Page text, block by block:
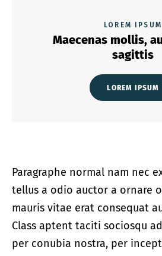
LOREM IPSUM
Maecenas mollis,
sagittis
LOREM IPSUM
Paragraphe normal nam nec
tellus a odio auctor a ornare
mauris vitae erat consequat
Class aptent taciti sociosqu
per conubia nostra, per